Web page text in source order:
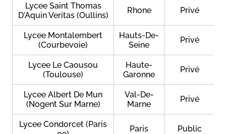
Lycee Saint Thomas
D'Aquin Veritas (Oullins)
Rhone Privé
Lycee Montalembert
(Courbevoie)
Hauts-De-
Seine
Privé
Lycee Le Caousou
(Toulouse)
Haute-
Garonne
Privé
Lycee Albert De Mun
(Nogent Sur Marne)
Val-De-
Marne
Privé
Lycee Condorcet (Paris
Paris Public